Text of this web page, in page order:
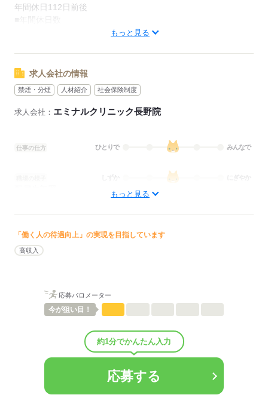
年間休日112日前後
もっと見る
求人会社の情報
禁煙・分煙 人材紹介 社会保険制度
求人会社： エミナルクリニック長野院
仕事の仕方 ひとりで みんなで
にぎやか
■賞与備考：なし
■試用期間：6ヶ月
■試用期間の待遇変更有無：有
■試用期間あり：6ヶ月（月給30万円）
※試用期間中は有期雇用契約（契約社員）
※習熟度に応じる
・職員割引：脱毛・美容施術・化粧品・美容グッズ 最大90％OFF
・社員旅行：国内リゾート（例：沖縄旅行）
・ネイル、まつエクOK！※規定あり
・定期健康診断
もっと見る
「働く人の待遇向上」の実現を目指しています
高収入
応募バロメーター
今が狙い目！
約1分でかんたん入力
応募する